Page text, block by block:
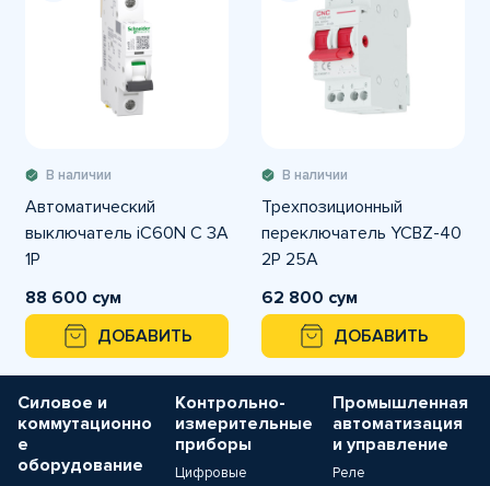
В наличии
Автоматический
выключатель iC60N C 3A
1P
88 600 сум
ДОБАВИТЬ
В наличии
Трехпозиционный
переключатель YCBZ-40
2Р 25А
62 800 сум
ДОБАВИТЬ
Силовое и
коммутационно
е
оборудование
Контрольно-
измерительные
приборы
Цифровые
Промышленная
автоматизация
и управление
Реле